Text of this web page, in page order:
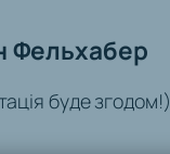
Фельхабер
буде згодом!)